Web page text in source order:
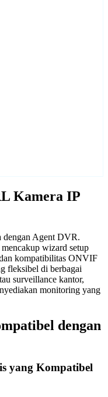
Kamera IP
dengan Agent DVR.
wizard setup
kompatibilitas ONVIF
fleksibel di berbagai
surveillance kantor,
monitoring yang
dengan
yang Kompatibel